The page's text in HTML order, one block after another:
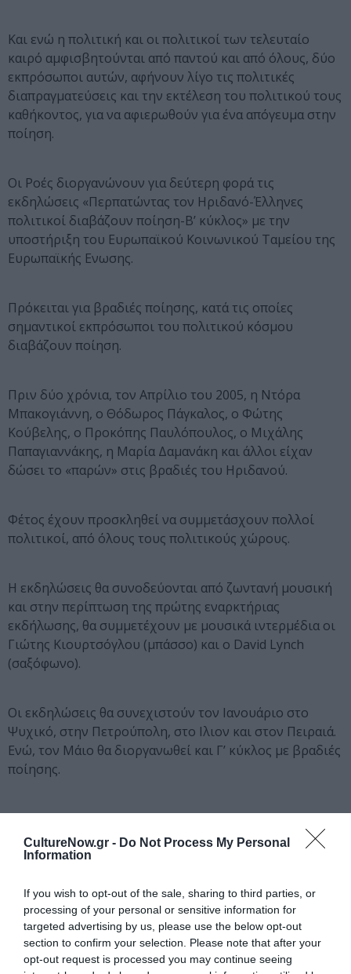
CultureNow.gr - Do Not Process My Personal
Information
If you wish to opt-out of the sale, sharing to third parties, or
processing of your personal or sensitive information for
targeted advertising by us, please use the below opt-out
section to confirm your selection. Please note that after your
opt-out request is processed you may continue seeing
Και ενώ η πολιτική και οι πολιτικοί των τελευταίο
καιρό αμφισβητούνται από παντού και από όλους, δύο
εκπρόσωποι αυτών, αφήνουν λίγο τις πολιτικές
διαπραγματεύσεις και την εκτέλεση του πολιτικού τους
καθήκοντος, για να αφιερωθούν για ένα απόγευμα στην
ποίηση.
Οι Ροές διοργανώνουν για δεύτερη φορά τις
εκδηλώσεις «Περπατώντας τον Ηριδανό-Έλληνες
πολιτικοί διαβάζουν ποίηση-Β’ κύκλος» με την
υποστήριξη του Ευρωπαϊκού Κοινωνικού Ταμείου της
Ευρωπαϊκής Ενωσης.
Πρόκειται για βραδιές ποίησης, κατά τις οποίες
σημαντικοί εκπρόσωποι του πολιτικού κόσμου
διαβάζουν ποίηση.
Πριν δύο χρόνια, τον Απρίλιο του 2005, η Ντόρα
Μπακογιάννη, ο Θόδωρος Πάγκαλος, ο Φώτης
Κούβελης, ο Προκόπης Παυλόπουλος, ο Μιχάλης
Παπαγιαννάκης, η Μαρία Δαμανάκη και άλλοι είχαν
δώσει το «παρών» στις βραδιές του Ηριδανού.
Φέτος έχουν προσκληθεί να συμμετάσχουν πολλοί
πολιτικοί, από όλους τους πολιτικούς χώρους.
Η εκδηλώσεις θα συνοδεύονται από ζωντανή μουσική
και στην περίπτωση της πρώτης εναρκτήριας
εκδήλωσης, θα συμμετέχουν με μουσικά ιντερμέδια οι
Γιώτης Κιουρτσόγλου (μπάσσο) και ο David Lynch
(σαξόφωνο).
Οι εκδηλώσεις θα συνεχιστούν τον Ιανουάριο στο
Ψυχικό, στην Πετρούπολη, στο Ιλιον και στον Πειραιά.
Ενώ, τον Μάιο θα διοργανωθεί και Γ’ κύκλος με βραδιές
ποίησης.
Info
Περπατώντας τον Ηριδανό-Έλληνες Πολιτικοί
διαβάζουν ποίηση-Β’ Κύκλος
Παρασκευή 7 Δεκεμβρίου
Μουσείο Μπενάκη
Ώρα έναρξης: 19.00
Πληροφορίες: Ροές, τηλ. 210 3479426